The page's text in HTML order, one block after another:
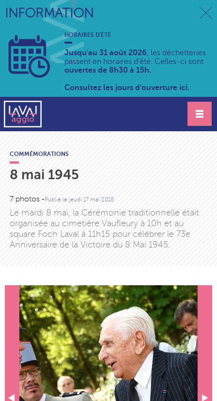
INFORMATION
HORAIRES D'ÉTÉ
Jusqu'au 31 août 2026, les déchetteries
passent en horaires d'été. Celles-ci sont
ouvertes de 8h30 à 15h.
Consultez les jours d'ouverture ici.
COMMÉMORATIONS
8 mai 1945
7 photos -Publié lejeudi 17 mai 2018
Le mardi 8 mai, la Cérémonie traditionnelle était
organisée au cimetière Vaufleury à 10h et au
square Foch Laval à 11h15 pour célébrer le 73e
Anniversaire de la Victoire du 8 Mai 1945.